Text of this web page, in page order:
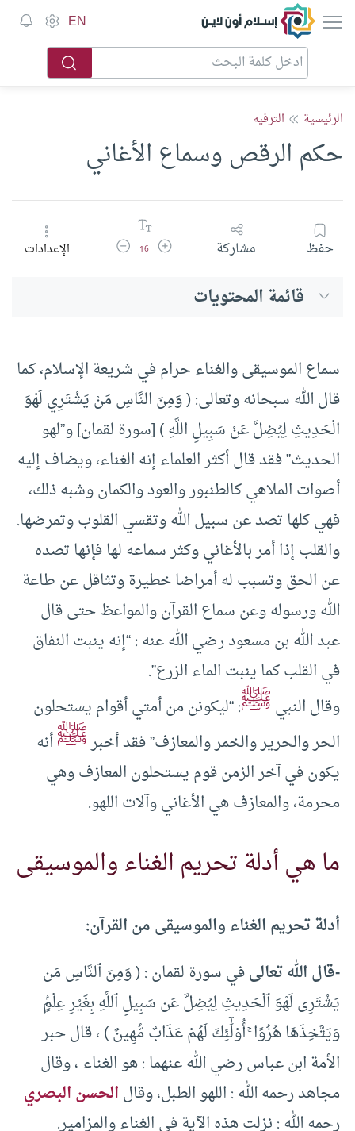
إسلام أون لاين EN
الرئيسية الترفيه
حكم الرقص وسماع الأغاني
حفظ مشاركة زيادة حجم الخط
16 تقليل حجم الخطالإعدادات
قائمة المحتويات
سماع الموسيقى والغناء حرام في شريعة الإسلام، كما
قال الله سبحانه وتعالى: ( وَمِنَ النَّاسِ مَنْ يَشْتَرِي لَهْوَ
الْحَدِيثِ لِيُضِلَّ عَنْ سَبِيلِ اللَّهِ ) [سورة لقمان] و”لهو
الحديث” فقد قال أكثر العلماء إنه الغناء، ويضاف إليه
أصوات الملاهي كالطنبور والعود والكمان وشبه ذلك،
فهي كلها تصد عن سبيل الله وتقسي القلوب وتمرضها.
والقلب إذا أمر بالأغاني وكثر سماعه لها فإنها تصده
عن الحق وتسبب له أمراضا خطيرة وتثاقل عن طاعة
الله ورسوله وعن سماع القرآن والمواعظ حتى قال
عبد الله بن مسعود رضي الله عنه : “إنه ينبت النفاق
في القلب كما ينبت الماء الزرع”.
وقال النبيﷺ: “ليكونن من أمتي أقوام يستحلون
الحر والحرير والخمر والمعازف” فقد أخبرﷺأنه
يكون في آخر الزمن قوم يستحلون المعازف وهي
محرمة، والمعازف هي الأغاني وآلات اللهو.
ما هي أدلة تحريم الغناء والموسيقى
أدلة تحريم الغناء والموسيقى من القرآن:
-قال الله تعالىفي سورة لقمان : ( وَمِنَ ٱلنَّاسِ مَن
يَشْتَرِى لَهْوَ ٱلْحَدِيثِ لِيُضِلَّ عَن سَبِيلِ ٱللَّهِ بِغَيْرِ عِلْمٍۢ
وَيَتَّخِذَهَا هُزُوًا ۚ أُوْلَٰٓئِكَ لَهُمْ عَذَابٌ مُّهِينٌ ) ، قال حبر
الأمة ابن عباس رضي الله عنهما : هو الغناء ، وقال
مجاهد رحمه الله : اللهو الطبل، وقالالحسن البصري
رحمه الله : نزلت هذه الآية في الغناء والمزامير.